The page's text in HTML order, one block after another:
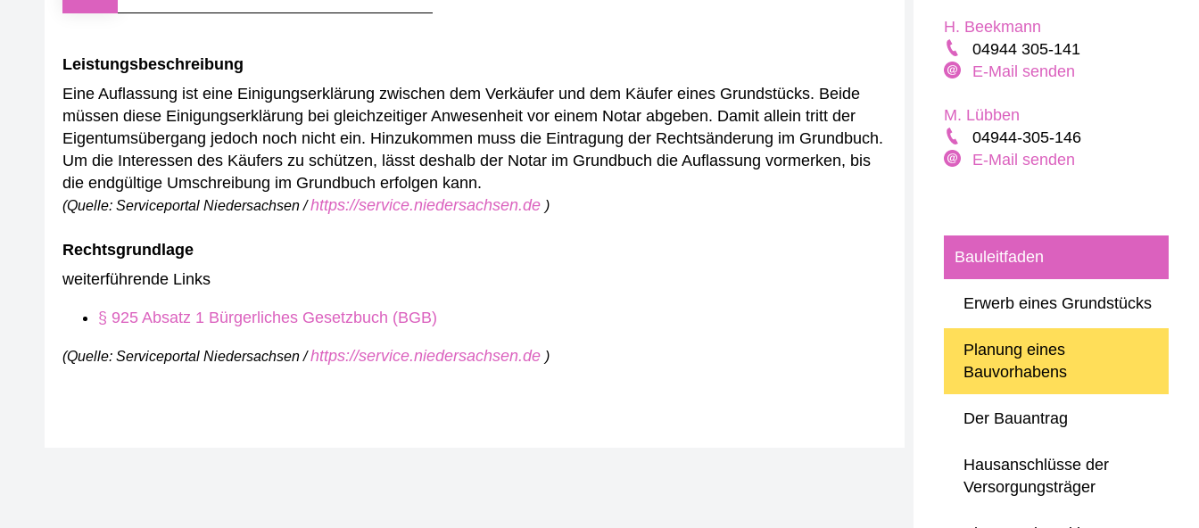
Leistungsbeschreibung
Eine Auflassung ist eine Einigungserklärung zwischen dem Verkäufer und dem Käufer eines Grundstücks. Beide
müssen diese Einigungserklärung bei gleichzeitiger Anwesenheit vor einem Notar abgeben. Damit allein tritt der
Eigentumsübergang jedoch noch nicht ein. Hinzukommen muss die Eintragung der Rechtsänderung im Grundbuch.
Um die Interessen des Käufers zu schützen, lässt deshalb der Notar im Grundbuch die Auflassung vormerken, bis
die endgültige Umschreibung im Grundbuch erfolgen kann.
(Quelle: Serviceportal Niedersachsen /https://service.niedersachsen.de )
Rechtsgrundlage
weiterführende Links
§ 925 Absatz 1 Bürgerliches Gesetzbuch (BGB)
(Quelle: Serviceportal Niedersachsen /https://service.niedersachsen.de )
Bauleitfaden
Erwerb eines Grundstücks
Planung eines
Bauvorhabens
Der Bauantrag
Hausanschlüsse der
Versorgungsträger
H. Beekmann
04944 305-141
E-Mail senden
M. Lübben
04944-305-146
E-Mail senden